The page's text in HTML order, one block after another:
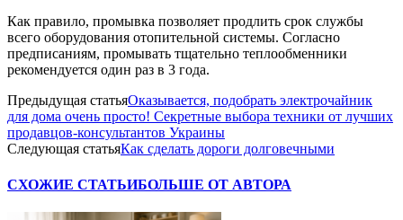
Как правило, промывка позволяет продлить срок службы
всего оборудования отопительной системы. Согласно
предписаниям, промывать тщательно теплообменники
рекомендуется один раз в 3 года.
Предыдущая статьяОказывается, подобрать электрочайник
для дома очень просто! Секретные выбора техники от лучших
продавцов-консультантов Украины
Следующая статьяКак сделать дороги долговечными
СХОЖИЕ СТАТЬИБОЛЬШЕ ОТ АВТОРА